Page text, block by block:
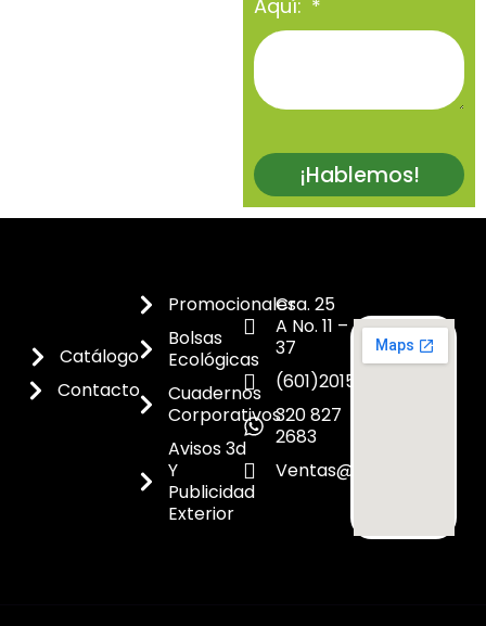
Aquí:
¡Hablemos!
Catálogo
Contacto
Promocionales
Bolsas
Ecológicas
Cuadernos
Corporativos
Avisos 3d
Y
Publicidad
Exterior
Cra. 25
A No. 11 –
37
(601)2015300
320 827
2683
Ventas@dicoes.co